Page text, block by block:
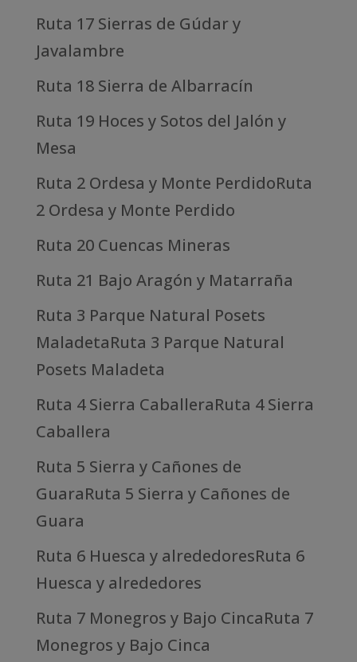
Ruta 17 Sierras de Gúdar y
Javalambre
Ruta 18 Sierra de Albarracín
Ruta 19 Hoces y Sotos del Jalón y
Mesa
Ruta 2 Ordesa y Monte PerdidoRuta
2 Ordesa y Monte Perdido
Ruta 20 Cuencas Mineras
Ruta 21 Bajo Aragón y Matarraña
Ruta 3 Parque Natural Posets
MaladetaRuta 3 Parque Natural
Posets Maladeta
Ruta 4 Sierra CaballeraRuta 4 Sierra
Caballera
Ruta 5 Sierra y Cañones de
GuaraRuta 5 Sierra y Cañones de
Guara
Ruta 6 Huesca y alrededoresRuta 6
Huesca y alrededores
Ruta 7 Monegros y Bajo CincaRuta 7
Monegros y Bajo Cinca